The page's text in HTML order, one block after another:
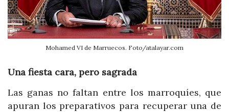
Mohamed VI de Marruecos. Foto/atalayar.com
Una fiesta cara, pero sagrada
Las ganas no faltan entre los marroquíes, que
apuran los preparativos para recuperar una de